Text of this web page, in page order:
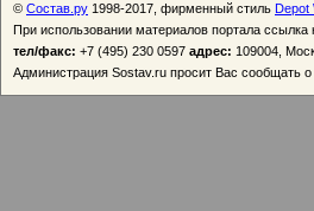
© Состав.ру 1998-2017, фирменный стиль Depot
При использовании материалов портала ссылка
тел/факс: +7 (495) 230 0597 адрес: 109004,
Администрация Sostav.ru просит Вас сообщать